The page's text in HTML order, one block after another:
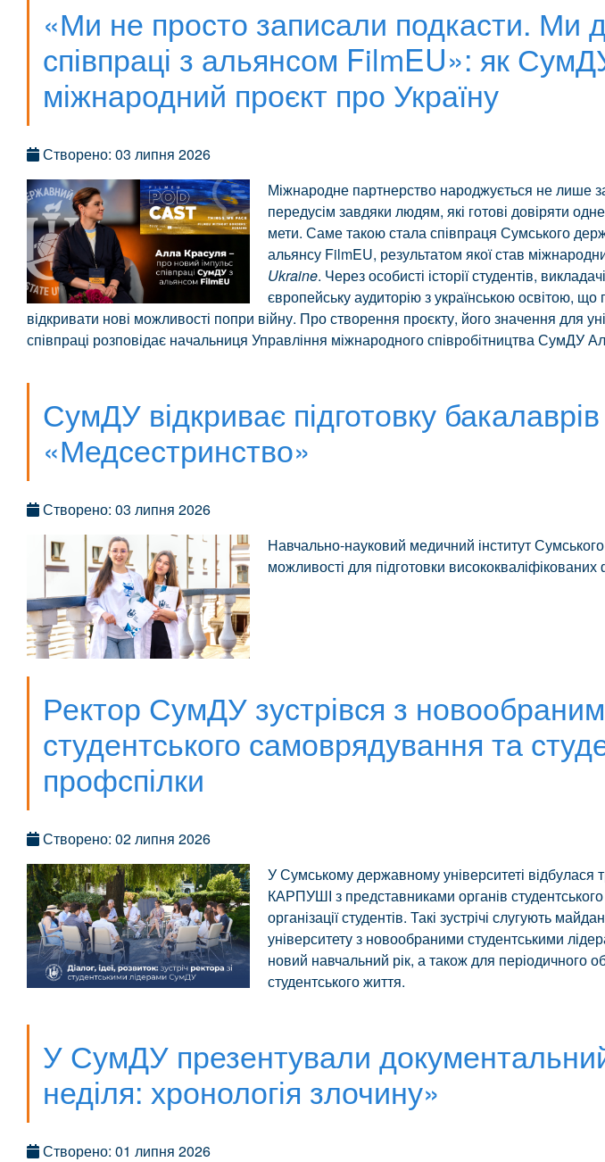
«Ми не просто записали подкасти. Ми
співпраці з альянсом FilmEU»: як
міжнародний проєкт про Україну
Створено: 03 липня 2026
Міжнародне партнерство народжується не лише
передусім завдяки людям, які готові довіряти
мети. Саме такою стала співпраця Сумського
альянсу FilmEU, результатом якої став
Ukraine. Через особисті історії студентів,
європейську аудиторію з українською освітою,
відкривати нові можливості попри війну. Про створення проєкту, його значення для
співпраці розповідає начальниця Управління міжнародного співробітництва СумДУ
СумДУ відкриває підготовку
«Медсестринство»
Створено: 03 липня 2026
Навчально-науковий медичний інститут
можливості для підготовки
Ректор СумДУ зустрівся з
студентського самоврядування та
профспілки
Створено: 02 липня 2026
У Сумському державному університеті відбулася
КАРПУШІ з представниками органів
організації студентів. Такі зустрічі слугують
університету з новообраними студентськими
новий навчальний рік, а також для періодичного
студентського життя.
У СумДУ презентували
неділя: хронологія злочину»
Створено: 01 липня 2026